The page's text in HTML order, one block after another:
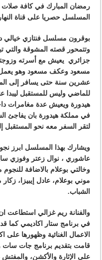
رمضان المبارك في كافة صلات
المسلسل حصريا على قناة
وتتمحور قصته المشوقة والتي
جزائري يعيش مع أسرته وزوجته
مسعود وعكف مسعود وهو يعمل
عشرين سنة حتى يسافر إلى
للماضي وليس للمستقبل ليبدا
هيدورة ويعيش عدة مغامرات
في مملكة هيدورة بان يفاجئ
لتقر السفر معه نحو المستقبل إلى
ويشارك بهذا المسلسل ابرز
عاشوري ، نوال زعتر وفوزي
وخالتي بوعلام بالاضافة
موني بوعلام، عادل إيبيزا،
الشباب.
والفنانة ريم غزالي
في برنامج ستار اكاديمي كما
الاعمال الغنائية وظهورها على
قامت بتقديم برنامج جات سات
على الإثارة والأكشن،